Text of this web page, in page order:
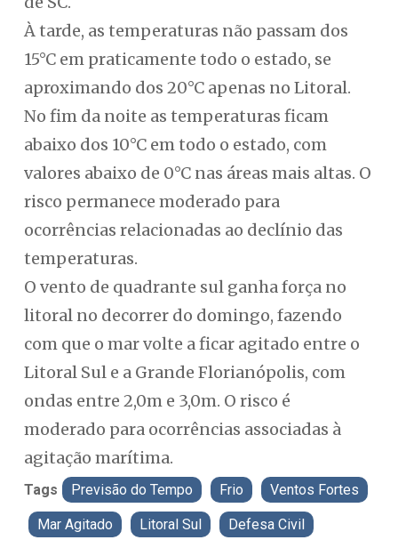
À tarde, as temperaturas não passam dos
15°C em praticamente todo o estado, se
aproximando dos 20°C apenas no Litoral.
No fim da noite as temperaturas ficam
abaixo dos 10°C em todo o estado, com
valores abaixo de 0°C nas áreas mais altas. O
risco permanece moderado para
ocorrências relacionadas ao declínio das
temperaturas.
O vento de quadrante sul ganha força no
litoral no decorrer do domingo, fazendo
com que o mar volte a ficar agitado entre o
Litoral Sul e a Grande Florianópolis, com
ondas entre 2,0m e 3,0m. O risco é
moderado para ocorrências associadas à
agitação marítima.
Tags Previsão do Tempo Frio Ventos Fortes
Mar Agitado Litoral Sul Defesa Civil